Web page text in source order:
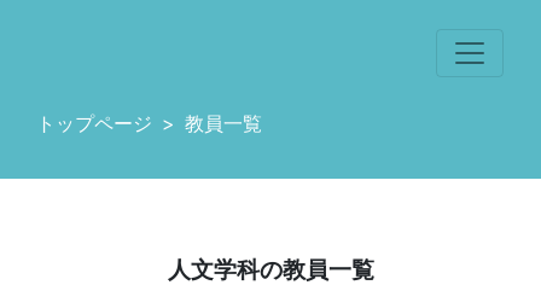
トップページ 教員一覧
人文学科の教員一覧